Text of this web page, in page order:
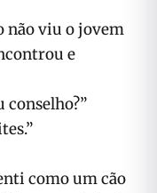
não viu o jovem
e
conselho?”
como um cão